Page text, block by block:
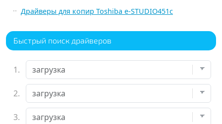
Драйверы для копир Toshiba e-STUDIO451c
Быстрый поиск драйверов
1.
2.
3.